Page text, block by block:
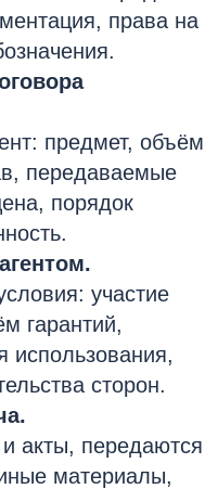
права на
предмет, объём
передаваемые
порядок
участие
гарантий,
использования,
сторон.
акты, передаются
материалы,